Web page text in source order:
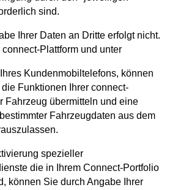
sind.
Ihrer Daten an Dritte erfolgt nicht.
connect-Plattform und unter
Kundenmobiltelefons, können
Funktionen Ihrer connect-
Fahrzeug übermitteln und eine
Fahrzeugdaten aus dem
spezieller
die in Ihrem Connect-Portfolio
können Sie durch Angabe Ihrer